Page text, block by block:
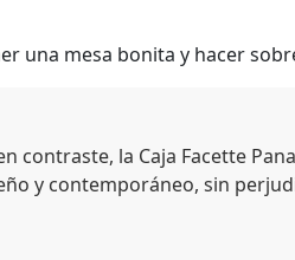
una mesa bonita y hacer
contraste, la Caja Facette
y contemporáneo, sin